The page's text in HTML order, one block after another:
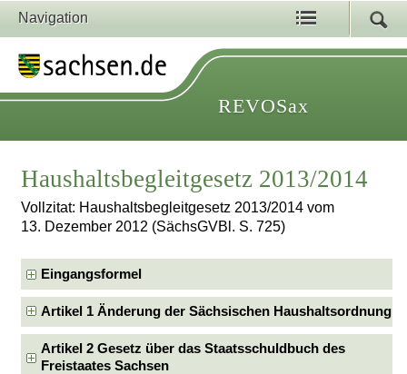
Navigation
REVOSax
Haushaltsbegleitgesetz 2013/2014
Vollzitat: Haushaltsbegleitgesetz 2013/2014 vom
13. Dezember 2012 (SächsGVBl. S. 725)
Eingangsformel
Artikel 1 Änderung der Sächsischen Haushaltsordnung
Artikel 2 Gesetz über das Staatsschuldbuch des
Freistaates Sachsen